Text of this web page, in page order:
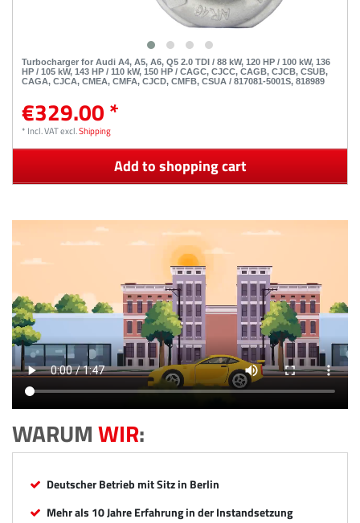
Turbocharger for Audi A4, A5, A6, Q5 2.0 TDI / 88 kW, 120 HP / 100 kW, 136
HP / 105 kW, 143 HP / 110 kW, 150 HP / CAGC, CJCC, CAGB, CJCB, CSUB,
CAGA, CJCA, CMEA, CMFA, CJCD, CMFB, CSUA / 817081-5001S, 818989
€329.00 *
* Incl. VATexcl.Shipping
Add to shopping cart
WARUMWIR:
Deutscher Betrieb mit Sitz in Berlin
Mehr als 10 Jahre Erfahrung in der Instandsetzung